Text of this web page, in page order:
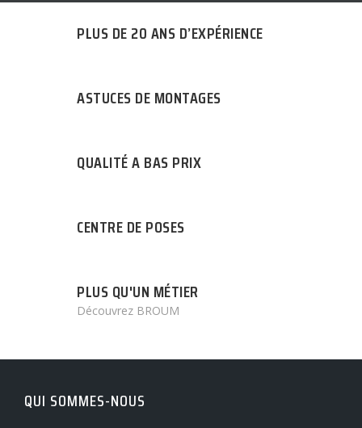
PLUS DE 20 ANS D’EXPÉRIENCE
ASTUCES DE MONTAGES
QUALITÉ A BAS PRIX
CENTRE DE POSES
PLUS QU'UN MÉTIER
Découvrez BROUM
QUI SOMMES-NOUS